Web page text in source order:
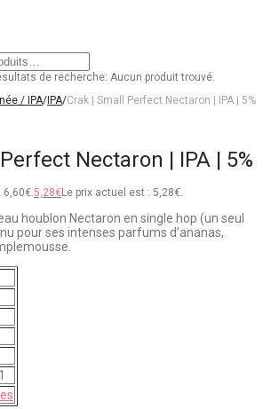
de recherche: Aucun produit trouvé.
/ IPA/ IPA/Crak | Small Perfect Nectaron | IPA | 5%
Nectaron | IPA | 5%
6,60€.5,28€Le prix actuel est : 5,28€.
houblon Nectaron en single hop (un seul
pour ses intenses parfums d’ananas,